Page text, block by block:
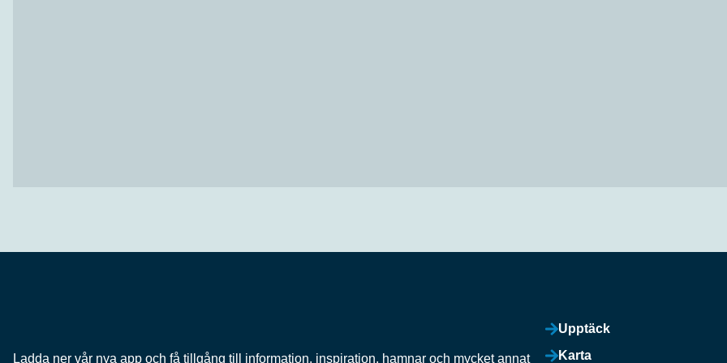
Ladda ner vår nya app och få tillgång till information, inspiration, hamnar och mycket annat
Upptäck
Karta